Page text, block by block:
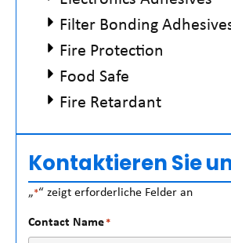
Filter Bonding
Fire Protection
Food Safe
Fire Retardant
Kontaktieren Sie
„*“ zeigt erforderliche Felder an
Contact Name*